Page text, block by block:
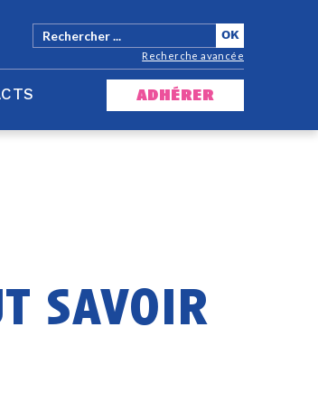
Recherche avancée
adhérer
savoir